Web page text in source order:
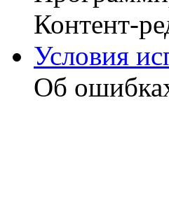
Контент-
Условия
Об